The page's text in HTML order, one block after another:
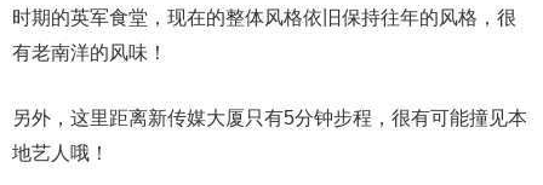
时期的英军食堂，现在的整体风格依旧保持往年的风格，很
有老南洋的风味！
另外，这里距离新传媒大厦只有5分钟步程，很有可能撞见本
地艺人哦！